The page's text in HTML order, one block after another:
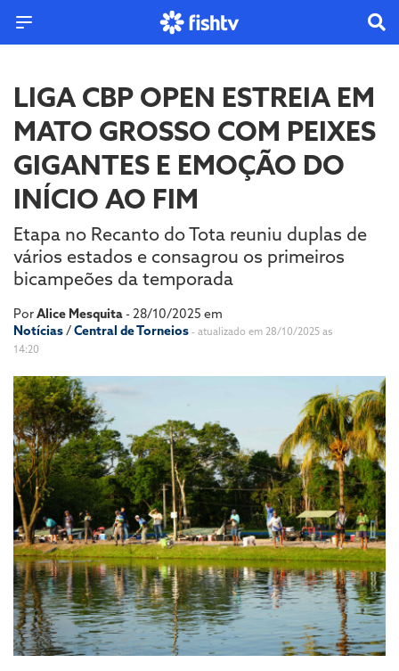
LIGA CBP OPEN ESTREIA EM
MATO GROSSO COM PEIXES
GIGANTES E EMOÇÃO DO
INÍCIO AO FIM
Etapa no Recanto do Tota reuniu duplas de
vários estados e consagrou os primeiros
bicampeões da temporada
PorAlice Mesquita- 28/10/2025 em
Notícias/Central de Torneios - atualizado em 28/10/2025 as
14:20